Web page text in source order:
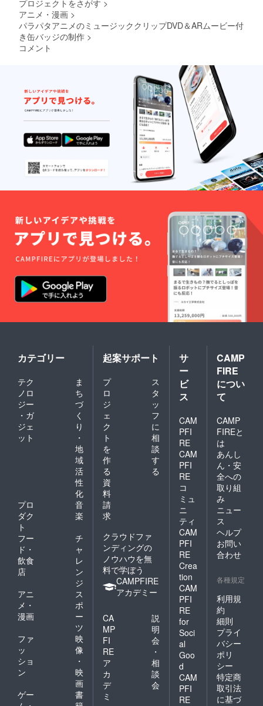
プロジェクトをさがす >
アニメ・漫画 >
パラパタアニメのミュージッククリップDVD＆ARムービー付
き缶バッジの制作 >
コメント
カテゴリー
テク
ノロ
ジー
・ガ
ジェ
ット
ま
ち
づ
く
り
・
地
域
活
性
化
プロ
ダク
ト
音
楽
フー
ド・
飲食
店
チ
ャ
レ
ン
ジ
アニ
メ・
漫画
ス
ポ
ー
ツ
ファ
ッ
ショ
ン
映
像
・
映
画
ゲー
書
起案サポート
プ
ロ
ジ
ェ
ク
ト
を
作
る
ス
タ
ッ
フ
に
相
談
す
る
資
料
請
求
クラウドファ
ンディングの
ノウハウを無
料で学ぼう
CAMPFIRE
アカデミー
CA
MP
FI
RE
ア
カ
デ
ミ
説
明
会
・
相
談
会
サ
ー
ビ
ス
CAM
PFI
RE
CAM
PFI
RE
コ
ミュ
ニ
ティ
CAM
PFI
RE
Crea
tion
CAM
PFI
RE
for
Soci
al
Goo
d
CAM
PFI
RE
CAMP
FIRE
につい
て
CAMP
FIREと
は
あんし
ん・安
全への
取り組
み
ニュー
ス
ヘルプ
お問い
合わせ
各種規定
利用規
約
細則
プライ
バシー
ポリ
シー
特定商
取引法
に基づ